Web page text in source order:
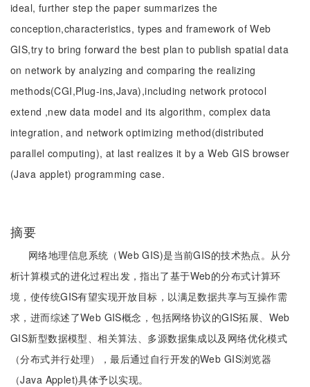
ideal, further step the paper summarizes the
conception,characteristics, types and framework of Web
GIS,try to bring forward the best plan to publish spatial data
on network by analyzing and comparing the realizing
methods(CGI,Plug-ins,Java),including network protocol
extend ,new data model and its algorithm, complex data
integration, and network optimizing method(distributed
parallel computing), at last realizes it by a Web GIS browser
(Java applet) programming case.
摘要
网络地理信息系统（Web GIS)是当前GIS的技术热点。从分
析计算模式的进化过程出发，指出了基于Web的分布式计算环
境，使传统GIS有望实现开放目标，以满足数据共享与互操作需
求，进而综述了Web GIS概念，包括网络协议的GIS拓展、Web
GIS新型数据模型、相关算法、多源数据集成以及网络优化模式
（分布式并行处理），最后通过自行开发的Web GIS浏览器
（Java Applet)具体予以实现。